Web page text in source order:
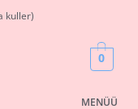
kuller)
0